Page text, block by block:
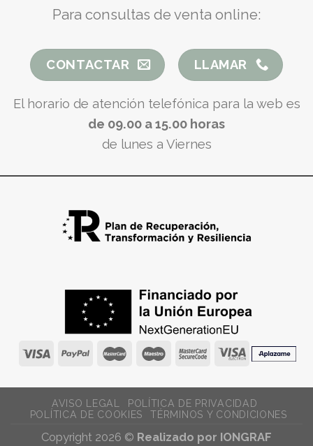
Para consultas de venta online:
CONTACTAR LLAMAR
El horario de atención telefónica para la web es
de 09.00 a 15.00 horas
de lunes a Viernes
AVISO LEGAL
POLÍTICA DE PRIVACIDAD
POLÍTICA DE COOKIES
TÉRMINOS Y CONDICIONES
Copyright 2026 © Realizado por IONGRAF